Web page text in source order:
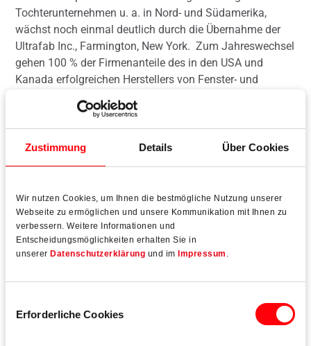
Zustimmung Details Über Cookies
Wir nutzen Cookies, um Ihnen die bestmögliche Nutzung unserer
Webseite zu ermöglichen und unsere Kommunikation mit Ihnen zu
verbessern. Weitere Informationen und
Entscheidungsmöglichkeiten erhalten Sie in
unserer Datenschutzerklärung und im Impressum .
Erforderliche Cookies
Tochterunternehmen u. a. in Nord- und Südamerika,
wächst noch einmal deutlich durch die Übernahme der
Ultrafab Inc., Farmington, New York. Zum Jahreswechsel
gehen 100 % der Firmenanteile des in den USA und
Kanada erfolgreichen Herstellers von Fenster- und
Türtechnologie über. Ultrafab beschäftigt an drei
Produktionsstandorten in den USA rund 300
Mitarbeiterinnen und Mitarbeiter.
Mehr lesen